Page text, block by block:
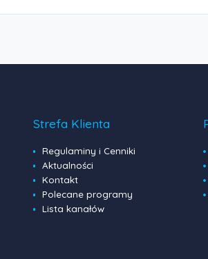
Strefa Klienta
Regulaminy i Cenniki
Aktualności
Kontakt
Polecane programy
Lista kanałów